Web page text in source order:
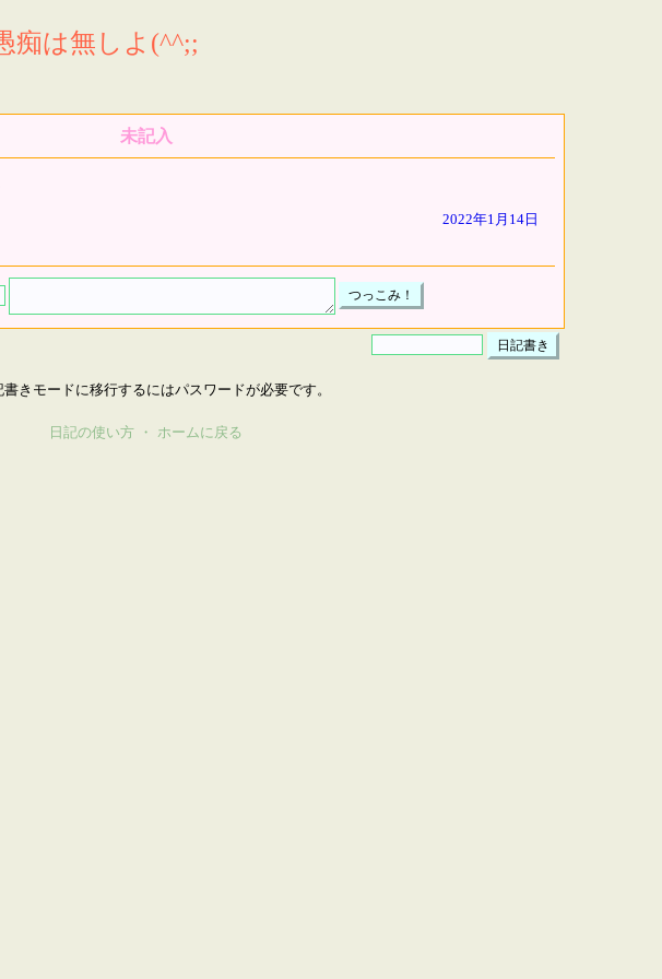
痴は無しよ(^^;;
未記入
2022年1月14日
きモードに移行するにはパスワードが必要です。
日記の使い方 ・ ホームに戻る